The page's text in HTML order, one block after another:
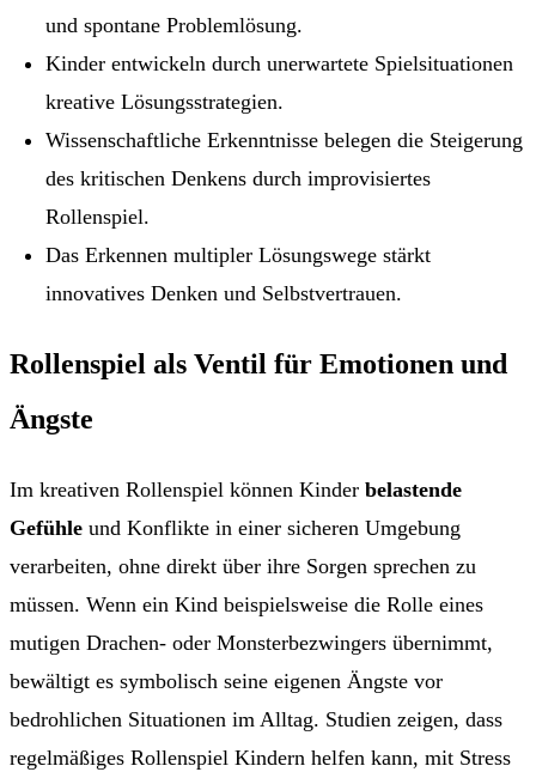
und spontane Problemlösung.
Kinder entwickeln durch unerwartete Spielsituationen
kreative Lösungsstrategien.
Wissenschaftliche Erkenntnisse belegen die Steigerung
des kritischen Denkens durch improvisiertes
Rollenspiel.
Das Erkennen multipler Lösungswege stärkt
innovatives Denken und Selbstvertrauen.
Rollenspiel als Ventil für Emotionen und
Ängste
Im kreativen Rollenspiel können Kinder belastende
Gefühle und Konflikte in einer sicheren Umgebung
verarbeiten, ohne direkt über ihre Sorgen sprechen zu
müssen. Wenn ein Kind beispielsweise die Rolle eines
mutigen Drachen- oder Monsterbezwingers übernimmt,
bewältigt es symbolisch seine eigenen Ängste vor
bedrohlichen Situationen im Alltag. Studien zeigen, dass
regelmäßiges Rollenspiel Kindern helfen kann, mit Stress